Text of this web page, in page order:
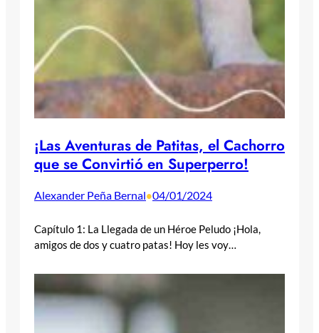
¡Las Aventuras de Patitas, el Cachorro
que se Convirtió en Superperro!
Alexander Peña Bernal•04/01/2024
Capítulo 1: La Llegada de un Héroe Peludo ¡Hola,
amigos de dos y cuatro patas! Hoy les voy…